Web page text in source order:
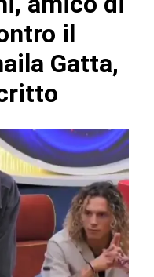
il
Gatta,